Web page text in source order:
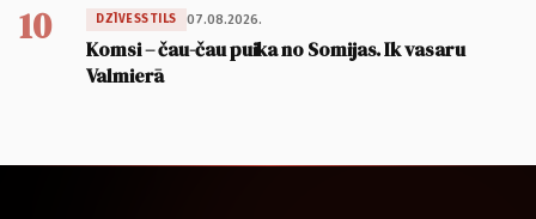
10 DZĪVESSTILS 07.08.2026.
Komsi – čau-čau puika no Somijas. Ik vasaru
Valmierā